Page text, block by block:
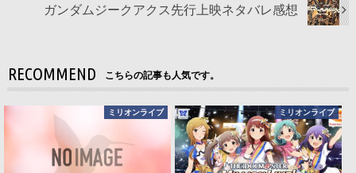
ガンダムジークアクス先行上映ネタバレ感想
RECOMMEND こちらの記事も人気です。
ミリオンライブ ミリオンライブ